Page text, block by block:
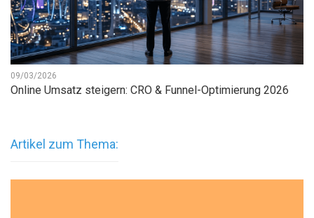
09/03/2026
Online Umsatz steigern: CRO & Funnel-Optimierung 2026
Artikel zum Thema: